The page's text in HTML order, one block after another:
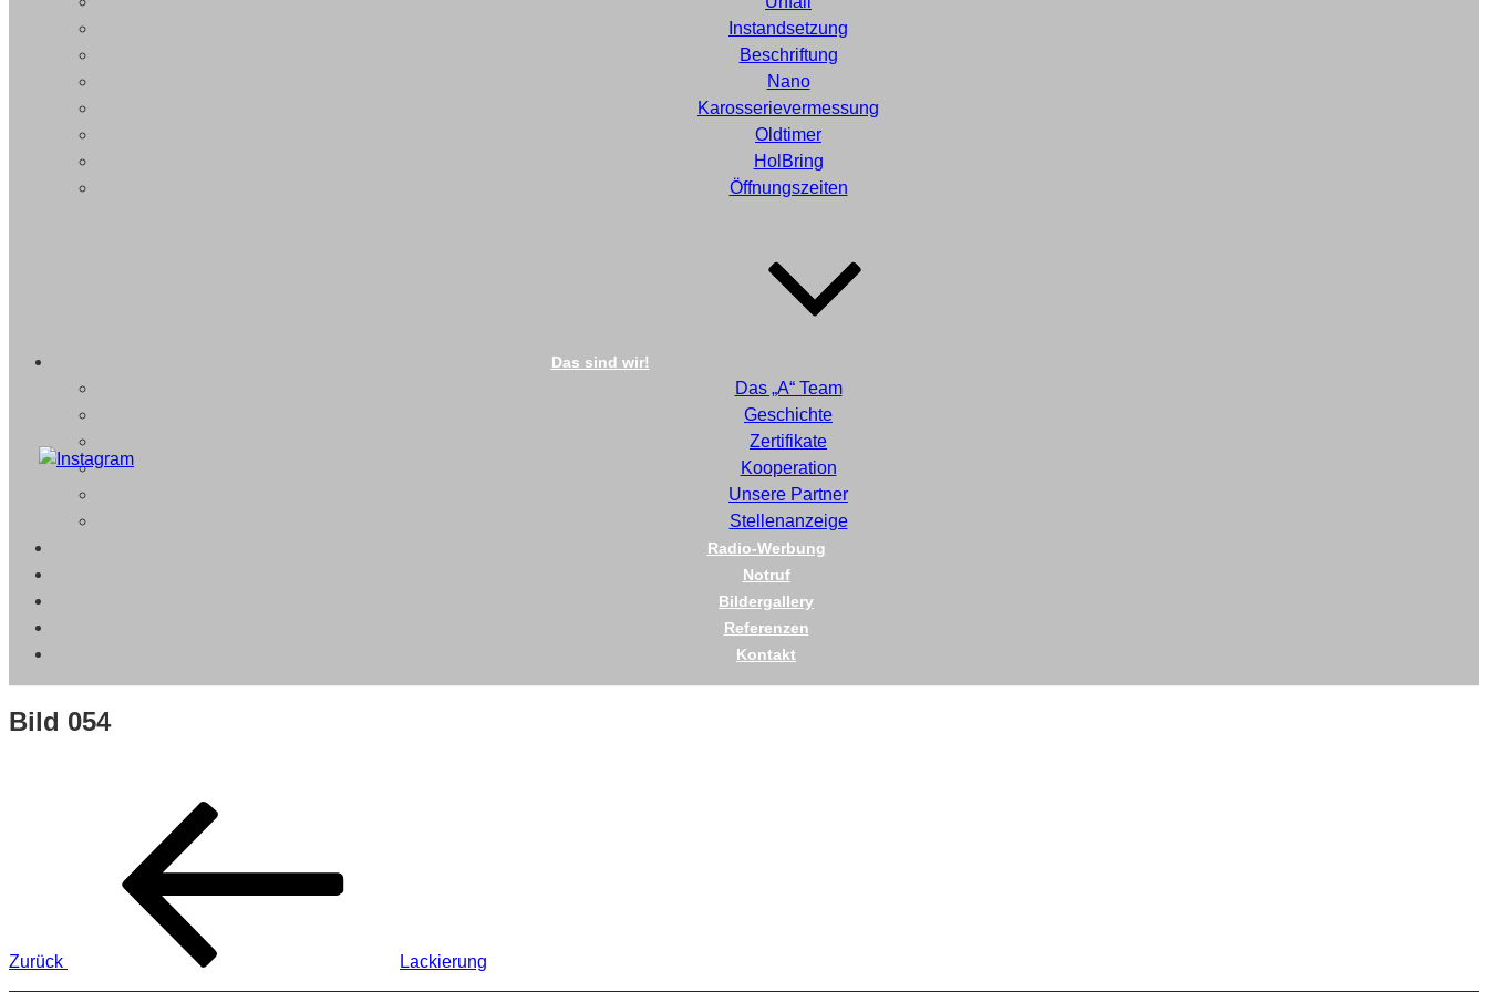
Instandsetzung
Beschriftung
Nano
Karosserievermessung
Oldtimer
HolBring
Öffnungszeiten
Das sind wir!
Das „A“ Team
Geschichte
Zertifikate
Kooperation
Unsere Partner
Stellenanzeige
Radio-Werbung
Notruf
Bildergallery
Referenzen
Kontakt
Bild 054
Beitragsnavigation
Zurück Lackierung